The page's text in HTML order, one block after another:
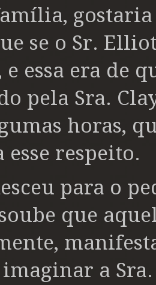
se o Sr.
essa era de
pela Sra.
horas,
respeito.
para o
que
a